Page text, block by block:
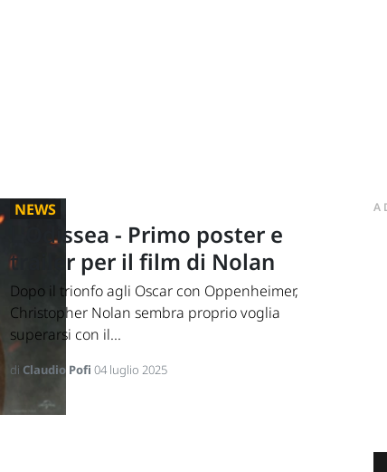
NEWS
L'Odissea - Primo poster e
trailer per il film di Nolan
Dopo il trionfo agli Oscar con Oppenheimer,
Christopher Nolan sembra proprio voglia
superarsi con il...
di Claudio Pofi 04 luglio 2025